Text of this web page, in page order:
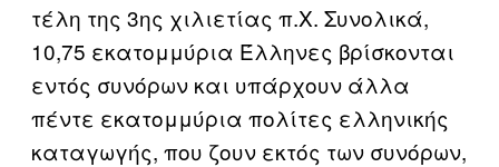
τέλη της 3ης χιλιετίας π.Χ. Συνολικά,
10,75 εκατομμύρια Έλληνες βρίσκονται
εντός συνόρων και υπάρχουν άλλα
πέντε εκατομμύρια πολίτες ελληνικής
καταγωγής, που ζουν εκτός των συνόρων,